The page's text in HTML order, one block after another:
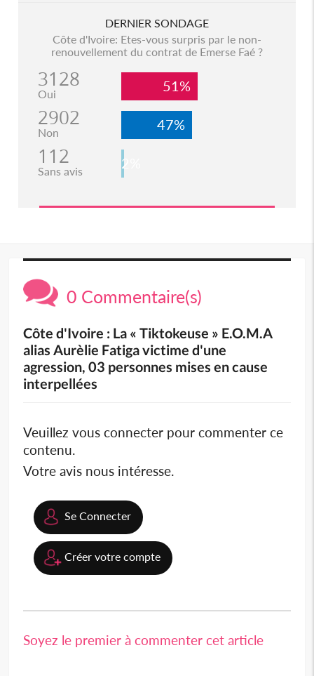
DERNIER SONDAGE
Côte d'Ivoire: Etes-vous surpris par le non-
renouvellement du contrat de Emerse Faé ?
3128
Oui 51%
2902
Non 47%
112
Sans avis 2%
0 Commentaire(s)
Côte d'Ivoire : La « Tiktokeuse » E.O.M.A
alias Aurèlie Fatiga victime d'une
agression, 03 personnes mises en cause
interpellées
Veuillez vous connecter pour commenter ce
contenu.
Votre avis nous intéresse.
Se Connecter
Créer votre compte
Soyez le premier à commenter cet article